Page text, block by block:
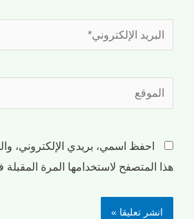
احفظ اسمي، بريدي الإلكتروني،
هذا المتصفح لاستخدامها المرة